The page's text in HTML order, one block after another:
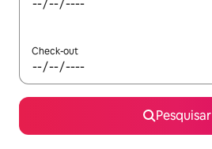
Check-out
Pesquisar